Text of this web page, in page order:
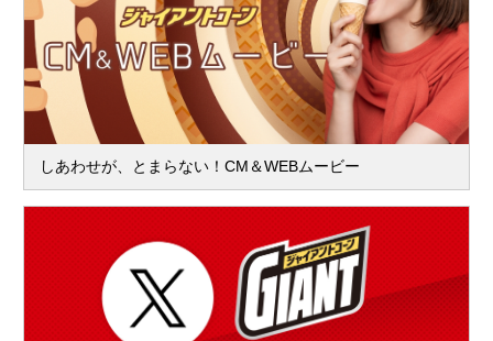
しあわせが、とまらない！CM＆WEBムービー